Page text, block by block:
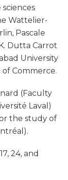
Wattelier-
Pascale
Dutta Carrot
University
of Commerce.
(Faculty
Laval)
the study of
24, and